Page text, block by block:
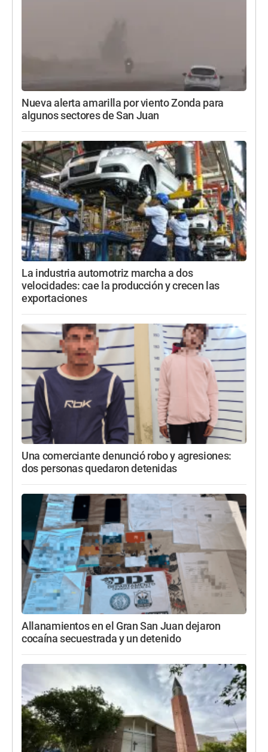
Nueva alerta amarilla por viento Zonda para
algunos sectores de San Juan
La industria automotriz marcha a dos
velocidades: cae la producción y crecen las
exportaciones
Una comerciante denunció robo y agresiones:
dos personas quedaron detenidas
Allanamientos en el Gran San Juan dejaron
cocaína secuestrada y un detenido